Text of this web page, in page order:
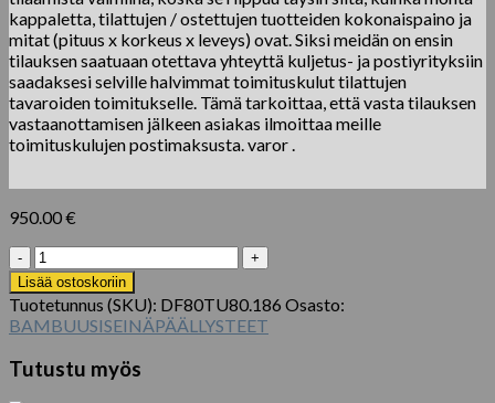
kappaletta, tilattujen / ostettujen tuotteiden kokonaispaino ja
mitat (pituus x korkeus x leveys) ovat. Siksi meidän on ensin
tilauksen saatuaan otettava yhteyttä kuljetus- ja postiyrityksiin
saadaksesi selville halvimmat toimituskulut tilattujen
tavaroiden toimitukselle. Tämä tarkoittaa, että vasta tilauksen
vastaanottamisen jälkeen asiakas ilmoittaa meille
toimituskulujen postimaksusta. varor .
950.00€
Stängselstolpe
Ceylon
Turn
määrä
Lisää ostoskoriin
Tuotetunnus (SKU): DF80TU80.186 Osasto:
BAMBUUSISEINÄPÄÄLLYSTEET
Tutustu myös